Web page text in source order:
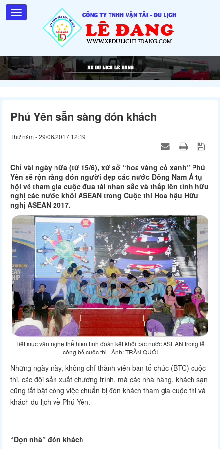
Phú Yên sẵn sàng đón khách
Thứ năm - 29/06/2017 12:19
Chỉ vài ngày nữa (từ 15/6), xứ sở “hoa vàng cỏ xanh” Phú
Yên sẽ rộn ràng đón người đẹp các nước Đông Nam Á tụ
hội về tham gia cuộc đua tài nhan sắc và thắp lên tình hữu
nghị các nước khối ASEAN trong Cuộc thi Hoa hậu Hữu
nghị ASEAN 2017.
Tiết mục văn nghệ thể hiện tình đoàn kết khối các nước ASEAN trong lễ
công bố cuộc thi - Ảnh: TRẦN QUỚI
Những ngày này, không chỉ thành viên ban tổ chức (BTC) cuộc
thi, các đội sản xuất chương trình, mà các nhà hàng, khách sạn
cũng tất bật công việc chuẩn bị đón khách tham gia cuộc thi và
khách du lịch về Phú Yên.
“Dọn nhà” đón khách